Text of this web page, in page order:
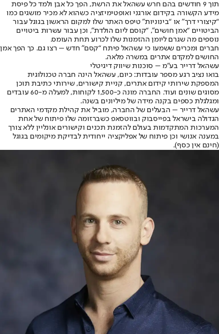
תוך 9 חודשים בהם חרש עשהאל את הרשת, הפך כל אבן ולמד כל פיסת
מידע הקשורה בקידום אורגני ואופטימיזציה כשהוא לא מכיר מושגים כמו
“קיצורי דרך” או “בינוניות” טיפס האתר שלו למקום הראשון בגוגל עבור
הביטויים “אמן חושים”, “קוסם ליום הולדת”, וכן עבור עשרות ביטויים
נוספים מה שגרם ליומן ההזמנות שלו לכרוע תחת העומס.
חברים ומכרים ששמעו כי עשהאל פיתח “קסם” חדש – רצו גם. כך הפך אמן
החושים למקדם אתרים במשרה מלאה.
עשהאל דרייר בע”מ – סוכנות שיווק דיגיטלי
בואו נציב רגע מספר עובדות: כיום, עשהאל הינה חברה טכנולוגית
המספקת שירותי קידום אתרים, קניית קישורים, שירותי כתיבת תוכן
מסוגים שונים ועוד. החברה מונה כ-1,500 לקוחות, למעלה מ-60 עובדים
ומגלגלת כספים בקנה מידה של מיליונים בשנה.
עשהאל דרייר – הבעלים של החברה, מוביל את קהילת מקדמי האתרים
הגדולה בישראל בפייסבוק ובווטסאפ כשברזומה שלו פיתוח של אחת
המערכות המתקדמות בעולם להזמנת תכנים וקישורים אונליין ללא צורך
במענה אנושי וכן פיתוח של אפליקציה ייחודית לבדיקת מיקומים בגוגל
(חינם אין כסף).